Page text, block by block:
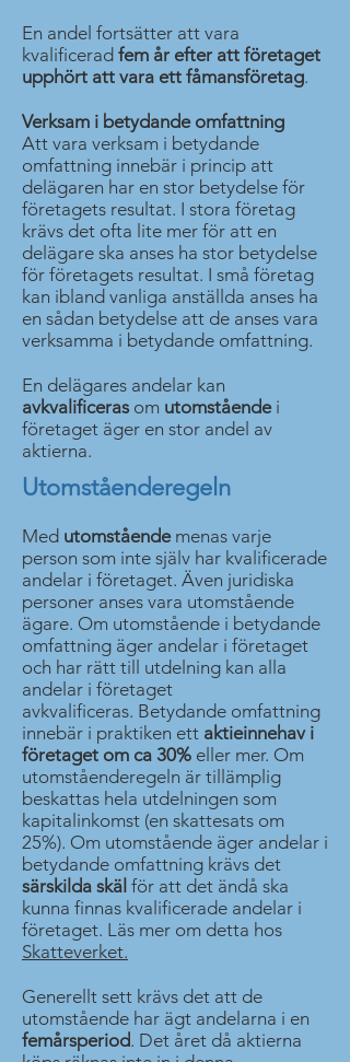
En andel fortsätter att vara
kvalificerad fem år efter att företaget
upphört att vara ett fåmansföretag.
Verksam i betydande omfattning
Att vara verksam i betydande
omfattning innebär i princip att
delägaren har en stor betydelse för
företagets resultat. I stora företag
krävs det ofta lite mer för att en
delägare ska anses ha stor betydelse
för företagets resultat. I små företag
kan ibland vanliga anställda anses ha
en sådan betydelse att de anses vara
verksamma i betydande omfattning.
En delägares andelar kan
avkvalificeras om utomståendei
företaget äger en stor andel av
aktierna.
Utomståenderegeln
Med utomståendemenas varje
person som inte själv har kvalificerade
andelar i företaget. Även juridiska
personer anses vara utomstående
ägare. Om utomstående i betydande
omfattning äger andelar i företaget
och har rätt till utdelning kan alla
andelar i företaget
avkvalificeras. Betydande omfattning
innebär i praktiken ett aktieinnehav i
företaget om ca 30% eller mer. Om
utomståenderegeln är tillämplig
beskattas hela utdelningen som
kapitalinkomst (en skattesats om
25%). Om utomstående äger andelar i
betydande omfattning krävs det
särskilda skäl för att det ändå ska
kunna finnas kvalificerade andelar i
företaget. Läs mer om detta hos
Skatteverket.
Generellt sett krävs det att de
utomstående har ägt andelarna i en
femårsperiod. Det året då aktierna